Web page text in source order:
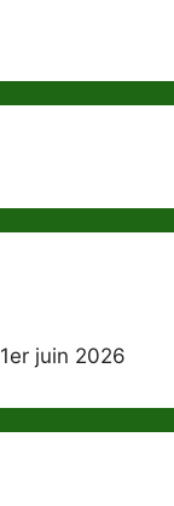
juin 2026